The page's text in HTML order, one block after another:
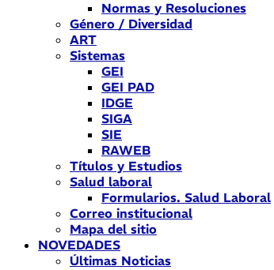
Normas y Resoluciones
Género / Diversidad
ART
Sistemas
GEI
GEI PAD
IDGE
SIGA
SIE
RAWEB
Títulos y Estudios
Salud laboral
Formularios. Salud Laboral
Correo institucional
Mapa del sitio
NOVEDADES
Últimas Noticias